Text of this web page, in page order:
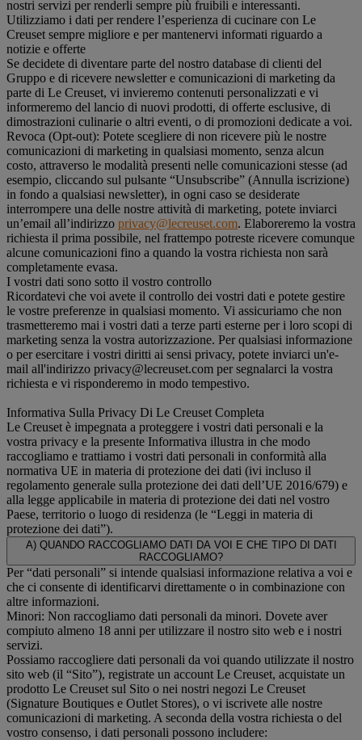
nostri servizi per renderli sempre più fruibili e interessanti.
Utilizziamo i dati per rendere l’esperienza di cucinare con Le
Creuset sempre migliore e per mantenervi informati riguardo a
notizie e offerte
Se decidete di diventare parte del nostro database di clienti del
Gruppo e di ricevere newsletter e comunicazioni di marketing da
parte di Le Creuset, vi invieremo contenuti personalizzati e vi
informeremo del lancio di nuovi prodotti, di offerte esclusive, di
dimostrazioni culinarie o altri eventi, o di promozioni dedicate a voi.
Revoca (Opt-out): Potete scegliere di non ricevere più le nostre
comunicazioni di marketing in qualsiasi momento, senza alcun
costo, attraverso le modalità presenti nelle comunicazioni stesse (ad
esempio, cliccando sul pulsante “Unsubscribe” (Annulla iscrizione)
in fondo a qualsiasi newsletter), in ogni caso se desiderate
interrompere una delle nostre attività di marketing, potete inviarci
un’email all’indirizzo privacy@lecreuset.com. Elaboreremo la vostra
richiesta il prima possibile, nel frattempo potreste ricevere comunque
alcune comunicazioni fino a quando la vostra richiesta non sarà
completamente evasa.
I vostri dati sono sotto il vostro controllo
Ricordatevi che voi avete il controllo dei vostri dati e potete gestire
le vostre preferenze in qualsiasi momento. Vi assicuriamo che non
trasmetteremo mai i vostri dati a terze parti esterne per i loro scopi di
marketing senza la vostra autorizzazione. Per qualsiasi informazione
o per esercitare i vostri diritti ai sensi privacy, potete inviarci un'e-
mail all'indirizzo privacy@lecreuset.com per segnalarci la vostra
richiesta e vi risponderemo in modo tempestivo.
Informativa Sulla Privacy Di Le Creuset Completa
Le Creuset è impegnata a proteggere i vostri dati personali e la
vostra privacy e la presente Informativa illustra in che modo
raccogliamo e trattiamo i vostri dati personali in conformità alla
normativa UE in materia di protezione dei dati (ivi incluso il
regolamento generale sulla protezione dei dati dell’UE 2016/679) e
alla legge applicabile in materia di protezione dei dati nel vostro
Paese, territorio o luogo di residenza (le “Leggi in materia di
protezione dei dati”).
A) QUANDO RACCOGLIAMO DATI DA VOI E CHE TIPO DI DATI
RACCOGLIAMO?
Per “dati personali” si intende qualsiasi informazione relativa a voi e
che ci consente di identificarvi direttamente o in combinazione con
altre informazioni.
Minori: Non raccogliamo dati personali da minori. Dovete aver
compiuto almeno 18 anni per utilizzare il nostro sito web e i nostri
servizi.
Possiamo raccogliere dati personali da voi quando utilizzate il nostro
sito web (il “Sito”), registrate un account Le Creuset, acquistate un
prodotto Le Creuset sul Sito o nei nostri negozi Le Creuset
(Signature Boutiques e Outlet Stores), o vi iscrivete alle nostre
comunicazioni di marketing. A seconda della vostra richiesta o del
vostro consenso, i dati personali possono includere: